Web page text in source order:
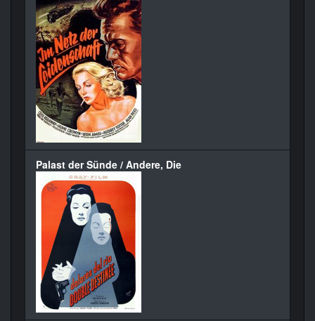
Palast der Sünde / Andere, Die